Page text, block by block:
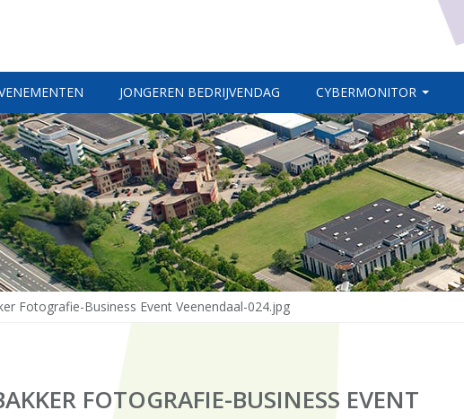
JONGEREN BEDRIJVENDAG CYBERMONITOR
Fotografie-Business Event Veenendaal-024.jpg
FOTOGRAFIE-BUSINESS EVENT